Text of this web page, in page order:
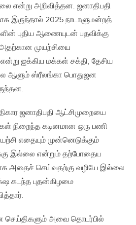
என்று அறிவித்தன. ஜனாதிபதி
இருந்தால் 2025 நாடாளுமன்றத்
புதிய ஆணையுடன் பதவிக்கு
முயற்சியை
ஐக்கிய மக்கள் சக்தி, தேசிய
ஆளும் ஸ்ரீலங்கா பொதுஜன
ஜனாதிபதி ஆட்சிமுறையை
நிறைந்த கடினமான ஒரு பணி
எதையும் முன்னெடுக்கும்
இல்லை என்றும் தற்போதைய
அதைச் செய்வதற்கு வழியே இல்லை
கடந்த புதன்கிழமை
அவை தொடர்பில்